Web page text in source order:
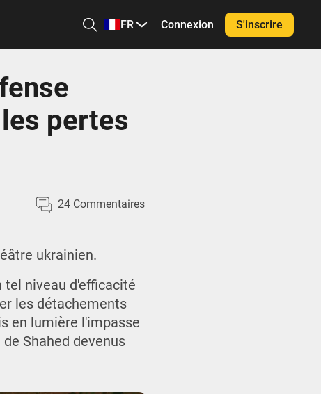
FR Connexion S'inscrire
pertes
24Commentaires
ukrainien.
niveau d'efficacité
les détachements
en lumière l'impasse
Shahed devenus